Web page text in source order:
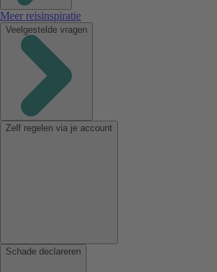
Meer reisinspiratie
Veelgestelde vragen
Zelf regelen via je account
Schade declareren